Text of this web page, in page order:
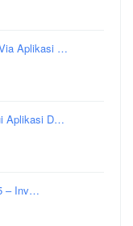
Aplikasi …
Aplikasi D…
– Inv…